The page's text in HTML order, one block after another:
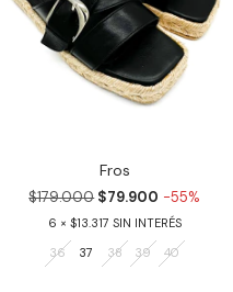
Fros
$179.000 $79.900 -55%
6
$13.317
36
37 38 39 40